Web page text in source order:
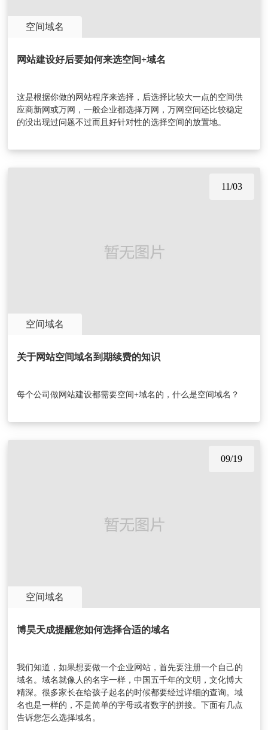
空间域名
网站建设好后要如何来选空间+域名
这是根据你做的网站程序来选择，后选择比较大一点的空间供
应商新网或万网，一般企业都选择万网，万网空间还比较稳定
的没出现过问题不过而且好针对性的选择空间的放置地。
11/03
空间域名
关于网站空间域名到期续费的知识
每个公司做网站建设都需要空间+域名的，什么是空间域名？
09/19
空间域名
博昊天成提醒您如何选择合适的域名
我们知道，如果想要做一个企业网站，首先要注册一个自己的
域名。域名就像人的名字一样，中国五千年的文明，文化博大
精深。很多家长在给孩子起名的时候都要经过详细的查询。域
名也是一样的，不是简单的字母或者数字的拼接。下面有几点
告诉您怎么选择域名。